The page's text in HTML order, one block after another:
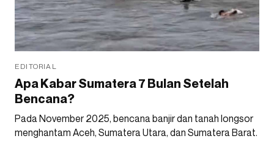
EDITORIAL
Apa Kabar Sumatera 7 Bulan Setelah
Bencana?
Pada November 2025, bencana banjir dan tanah longsor
menghantam Aceh, Sumatera Utara, dan Sumatera Barat.